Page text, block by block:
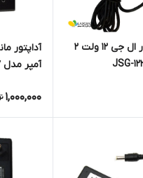
آداپتور مانیتور ال جی 12 ولت 2
آمپر مدل JSY-19017
1,000,000